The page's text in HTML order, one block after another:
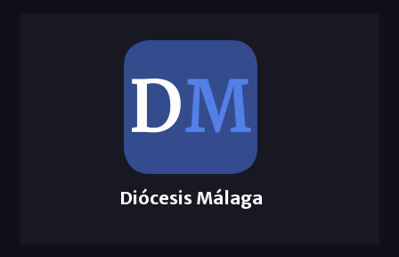
Diócesis Málaga